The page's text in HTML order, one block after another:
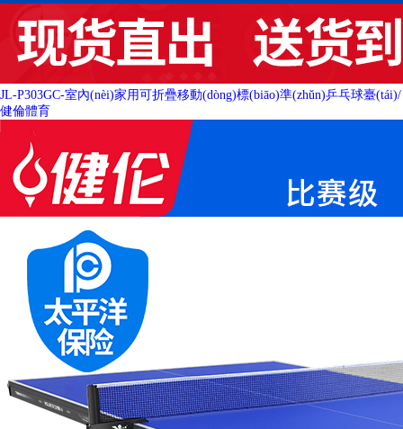
JL-P303GC-室內(nèi)家用可折疊移動(dòng)標(biāo)準(zhǔn)乒乓球臺(tái)/
健倫體育